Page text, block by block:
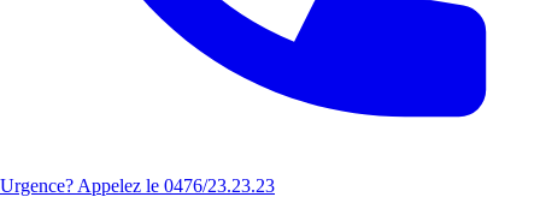
Urgence? Appelez le 0476/23.23.23